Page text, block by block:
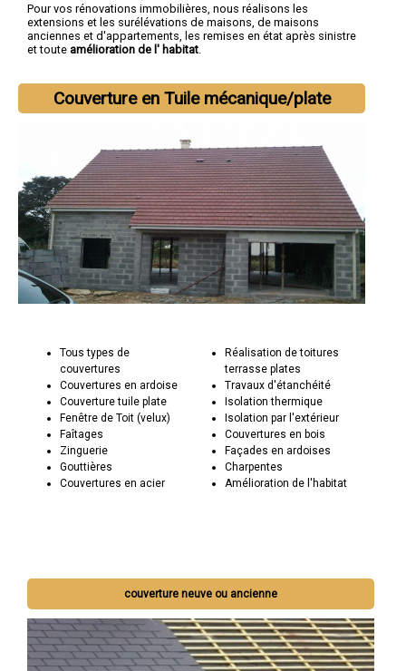
Pour vos rénovations immobilières, nous réalisons les
extensions et les surélévations de maisons, de maisons
anciennes et d'appartements, les remises en état après sinistre
et toute amélioration de l' habitat
Couverture en Tuile mécanique/plate
Tous types de
couvertures
Couvertures en ardoise
Couverture tuile plate
Fenêtre de Toit (velux)
Faîtages
Zinguerie
Gouttières
Couvertures en acier
Réalisation de toitures
terrasse plates
Travaux d'étanchéité
Isolation thermique
Isolation par l'extérieur
Couvertures en bois
Façades en ardoises
Charpentes
Amélioration de l'habitat
couverture neuve ou ancienne